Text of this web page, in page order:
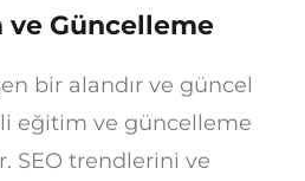
Güncelleme
bir alandır ve güncel
eğitim ve güncelleme
SEO trendlerini ve